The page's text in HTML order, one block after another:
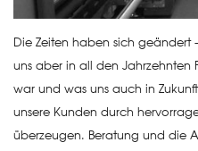
Die Zeiten haben sich geändert
uns aber in all den Jahrzehnten
war und was uns auch in
unsere Kunden durch
überzeugen. Beratung und die